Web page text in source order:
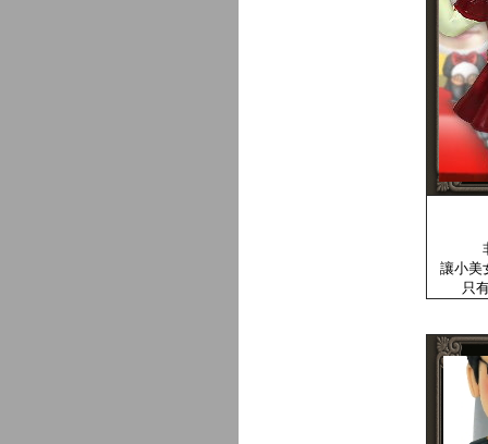
讓小美
只